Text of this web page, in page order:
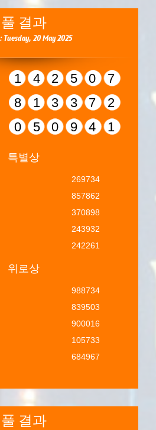
풀 결과
20 May 2025
142507
813372
050941
특별상
269734
857862
370898
243932
242261
위로상
988734
839503
900016
105733
684967
풀 결과